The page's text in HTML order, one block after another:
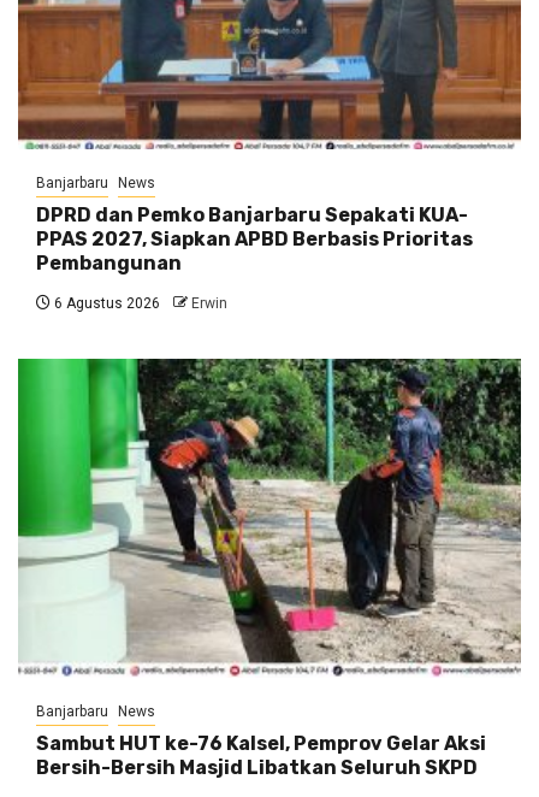
Banjarbaru News
DPRD dan Pemko Banjarbaru Sepakati KUA-
PPAS 2027, Siapkan APBD Berbasis Prioritas
Pembangunan
6 Agustus 2026 Erwin
Banjarbaru News
Sambut HUT ke-76 Kalsel, Pemprov Gelar Aksi
Bersih-Bersih Masjid Libatkan Seluruh SKPD